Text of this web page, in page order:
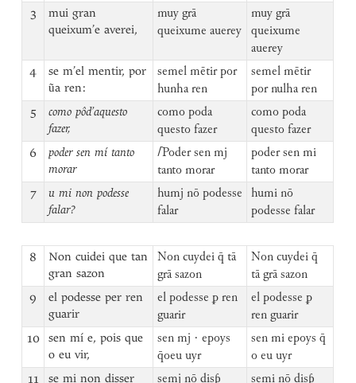
3
mui gran
queixum’e averei,
muy grā
queixume auerey
muy grā
queixume
auerey
4
se m’el mentir, por
ũa ren:
semel mētir por
hunha ren
semel mētir
por nulha ren
5
como pôd’aquesto
fazer,
como poda
questo fazer
como poda
questo fazer
6
poder sen mí tanto
morar
⌈Poder sen mj
tanto morar
poder sen mi
tanto morar
7
u mi non podesse
falar?
humj nō podesse
falar
humi nō
podesse falar
8
Non cuidei que tan
gran sazon
Non cuydei q̄ tā
grā sazon
Non cuydei q̄
tā grā sazon
9
el podesse per ren
guarir
el podesse ꝑ ren
guarir
el podesse ꝑ
ren guarir
10
sen mí e, pois que
o eu vir,
sen mj · epoys
q̄oeu uyr
sen mi epoys q̄
o eu uyr
11
se mi non disser
semj nō disƥ
semi nō disƥ